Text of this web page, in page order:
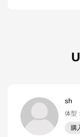
sh
体型 ：
購